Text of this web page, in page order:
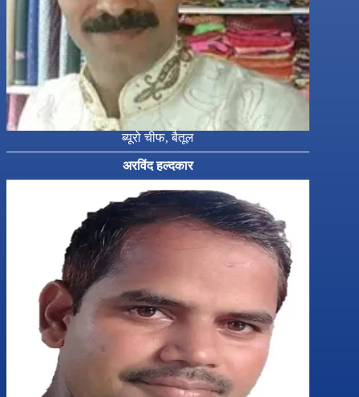
ब्यूरो चीफ, बैतूल
अरविंद हल्दकार